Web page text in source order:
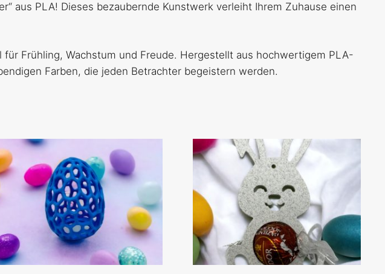
aus PLA! Dieses bezaubernde Kunstwerk verleiht Ihrem Zuhause einen
Frühling, Wachstum und Freude. Hergestellt aus hochwertigem PLA-
Farben, die jeden Betrachter begeistern werden.